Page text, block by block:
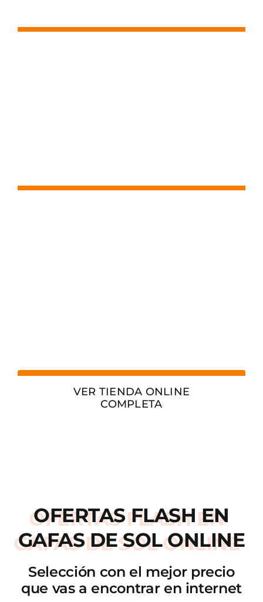
VER TIENDA ONLINE
COMPLETA
OFERTAS FLASH EN
GAFAS DE SOL ONLINE
Selección con el mejor precio
que vas a encontrar en internet